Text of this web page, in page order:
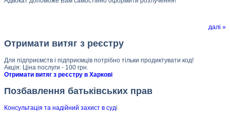
далі »
Отримати витяг з реєстру
Для підприємств і підприємців потрібно тільки продиктувати код!
Акція: Ціна послуги - 100 грн.
Отримати витяг з реєстру в Харкові
Позбавлення батьківських прав
Консультація та надійний захист в суді